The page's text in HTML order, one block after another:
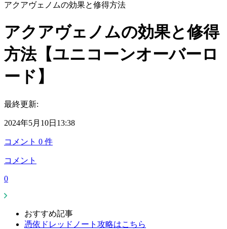
アクアヴェノムの効果と修得方法
アクアヴェノムの効果と修得
方法【ユニコーンオーバーロ
ード】
最終更新:
2024年5月10日13:38
コメント 0 件
コメント
0
おすすめ記事
憑依ドレッドノート攻略はこちら